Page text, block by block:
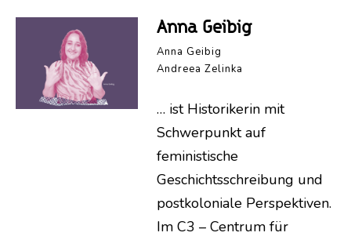
Anna Geibig
Anna Geibig
Andreea Zelinka
… ist Historikerin mit
Schwerpunkt auf
feministische
Geschichtsschreibung und
postkoloniale Perspektiven.
Im C3 – Centrum für